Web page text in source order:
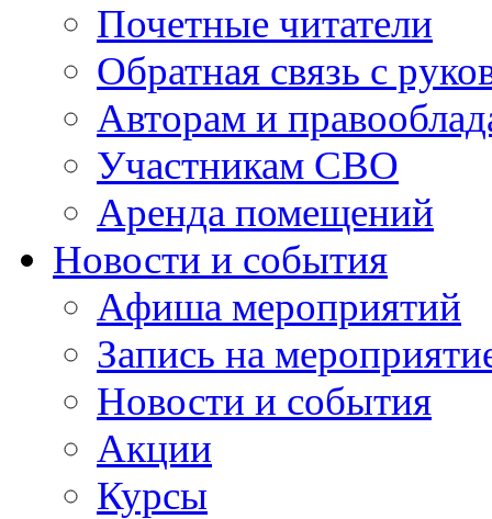
Почетные читатели
Обратная связь с
Авторам и
Участникам СВО
Аренда помещений
Новости и события
Афиша мероприятий
Запись на
Новости и события
Акции
Курсы